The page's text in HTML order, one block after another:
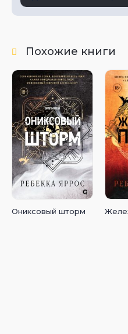
Похожие книги
Ониксовый шторм